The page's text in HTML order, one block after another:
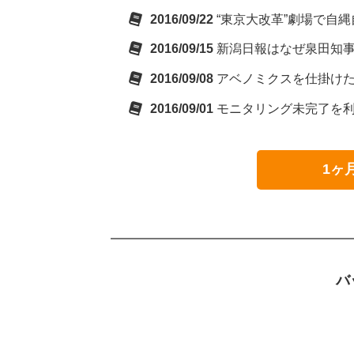
2016/09/22 “東京大改革”劇場で自
2016/09/15 新潟日報はなぜ泉田知
2016/09/08 アベノミクスを仕掛け
2016/09/01 モニタリング未完了を
1ヶ
バ